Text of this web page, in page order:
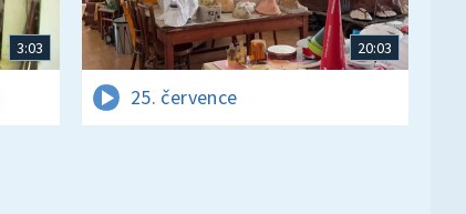
3:03 20:03
25. července